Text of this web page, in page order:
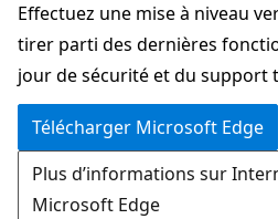
principal
Effectuez une mise à niveau
tirer parti des dernières
jour de sécurité et du support
Télécharger Microsoft Edge
Plus d’informations sur
Microsoft Edge